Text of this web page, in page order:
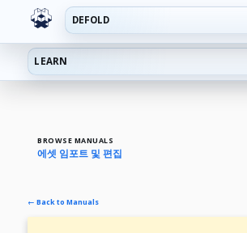
DEFOLD
LEARN
BROWSE MANUALS
에셋 임포트 및 편집
← Back to Manuals